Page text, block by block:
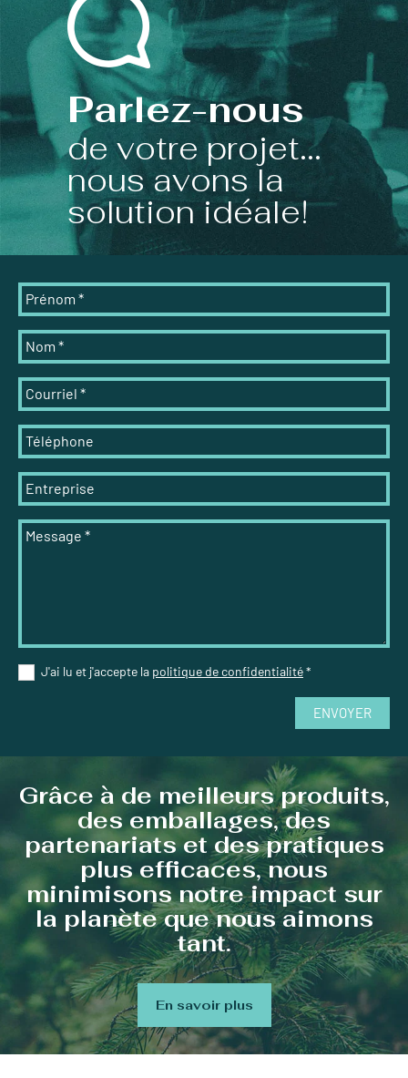
Parlez-nous
de votre projet...
nous avons la
solution idéale!
Prénom *
Nom *
Courriel *
Téléphone
Entreprise
Message *
J'ai lu et j'accepte la politique de confidentialité*
ENVOYER
Grâce à de meilleurs produits,
des emballages, des
partenariats et des pratiques
plus efficaces, nous
minimisons notre impact sur
la planète que nous aimons
tant.
En savoir plus